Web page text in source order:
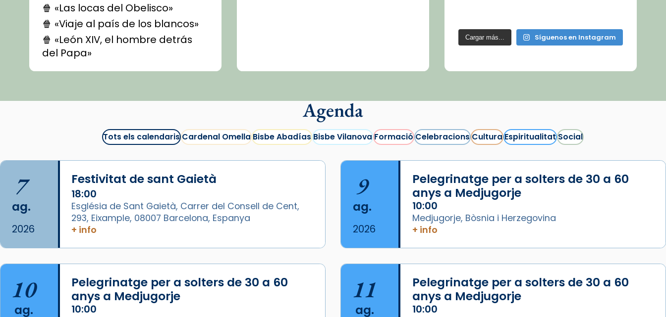
🍿 «Las locas del Obelisco»
🍿 «Viaje al país de los blancos»
🍿 «León XIV, el hombre detrás
del Papa»
🍿 «Las ovejas detectives»
recomanacions i prepara una
#CinemaEspiritualitual
@cinemaspiritcat
Imatge: Generada amb IA
(OpenAI)
Video
View on Facebook · Share
Arquebisbat de Barcelona
Lluís Companys, la jove va fer
arribar el seu testimoni al papa
Lleó XIV.
Cargar más... Síguenos en Instagram
Agenda
Tots els calendarisCardenal OmellaBisbe AbadíasBisbe VilanovaFormacióCelebracionsCulturaEspiritualitatSocial
7
ag.
2026
Festivitat de sant Gaietà
18:00
Església de Sant Gaietà, Carrer del Consell de Cent,
293, Eixample, 08007 Barcelona, Espanya
+ info
9
ag.
2026
Pelegrinatge per a solters de 30 a 60
anys a Medjugorje
10:00
Medjugorje, Bòsnia i Herzegovina
+ info
10
ag.
Pelegrinatge per a solters de 30 a 60
anys a Medjugorje
10:00
11
ag.
Pelegrinatge per a solters de 30 a 60
anys a Medjugorje
10:00